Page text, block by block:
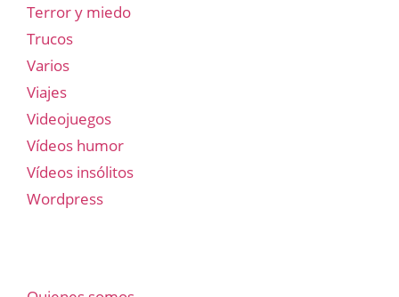
Terror y miedo
Trucos
Varios
Viajes
Videojuegos
Vídeos humor
Vídeos insólitos
Wordpress